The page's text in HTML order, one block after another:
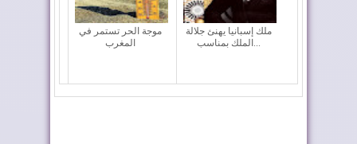
موجة الحر تستمر في
المغرب
ملك إسبانيا يهنئ جلالة
الملك بمناسب...